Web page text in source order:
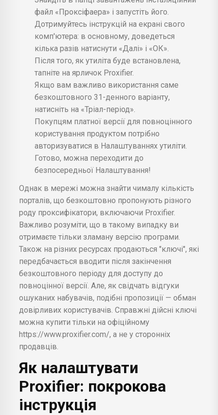
файл «Проксіфаера» і запустіть його.
Дотримуйтесь інструкцій на екрані свого
комп'ютера: в основному, доведеться
кілька разів натиснути «Далі» і «ОК».
Після того, як утиліта буде встановлена,
тапніте на ярличок Proxifier.
Якщо вам важливо використання саме
безкоштовного 31-денного варіанту,
натисніть на «Тріал-період».
Покупцям платної версії для повноцінного
користування продуктом потрібно
авторизуватися в Налаштуваннях утиліти.
Готово, можна переходити до
безпосередньої Налаштування!
Однак в мережі можна знайти чималу кількість
порталів, що безкоштовно пропонують різного
роду проксифікатори, включаючи Proxifier.
Важливо розуміти, що в такому випадку ви
отримаєте тільки зламану версію програми.
Також на різних ресурсах продаються "ключі", які
передбачається вводити після закінчення
безкоштовного періоду для доступу до
повноцінної версії. Але, як свідчать відгуки
ошуканих набувачів, подібні пропозиції — обман
довірливих користувачів. Справжні дійсні ключі
можна купити тільки на офіційному
https://www.proxifier.com/, а не у сторонніх
продавців.
Як налаштувати
Proxifier: покрокова
інструкція